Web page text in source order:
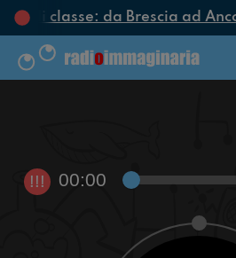
di classe: da Brescia ad
!!! 00:00